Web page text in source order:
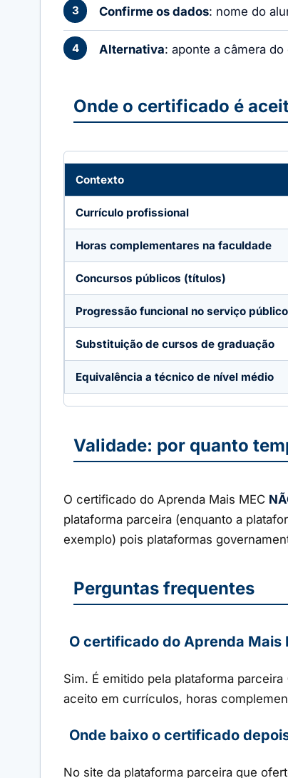
Confirme os dados: nome do
Alternativa: aponte a câmera
Onde o certificado é
Contexto
Currículo profissional
Horas complementares na faculdade
Concursos públicos (títulos)
Progressão funcional no serviço público
Substituição de cursos de graduação
Equivalência a técnico de nível médio
Validade: por quanto
O certificado do Aprenda Mais MEC
plataforma parceira (enquanto a
exemplo) pois plataformas
Perguntas frequentes
O certificado do Aprenda Mais
Sim. É emitido pela plataforma
aceito em currículos, horas
Onde baixo o certificado
No site da plataforma parceira que